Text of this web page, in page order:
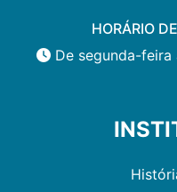
HORÁRIO
De segunda-feira